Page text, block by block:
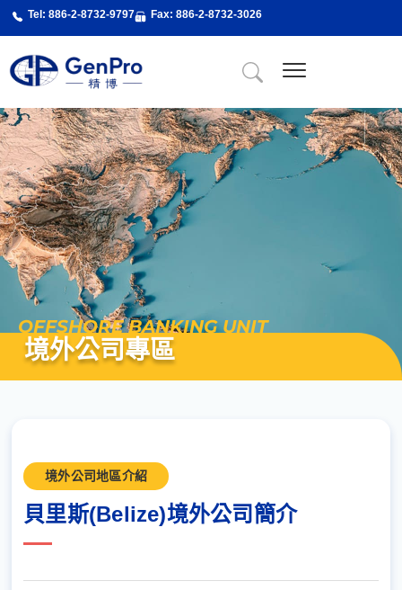
要
容
Tel: 886-2-8732-9797 Fax: 886-2-8732-3026
OFFSHORE BANKING UNIT
境外公司專區
境外公司地區介紹
貝里斯(Belize)境外公司簡介